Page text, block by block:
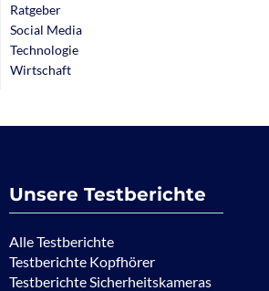
Ratgeber
Social Media
Technologie
Wirtschaft
Unsere Testberichte
Alle Testberichte
Testberichte Kopfhörer
Testberichte Sicherheitskameras